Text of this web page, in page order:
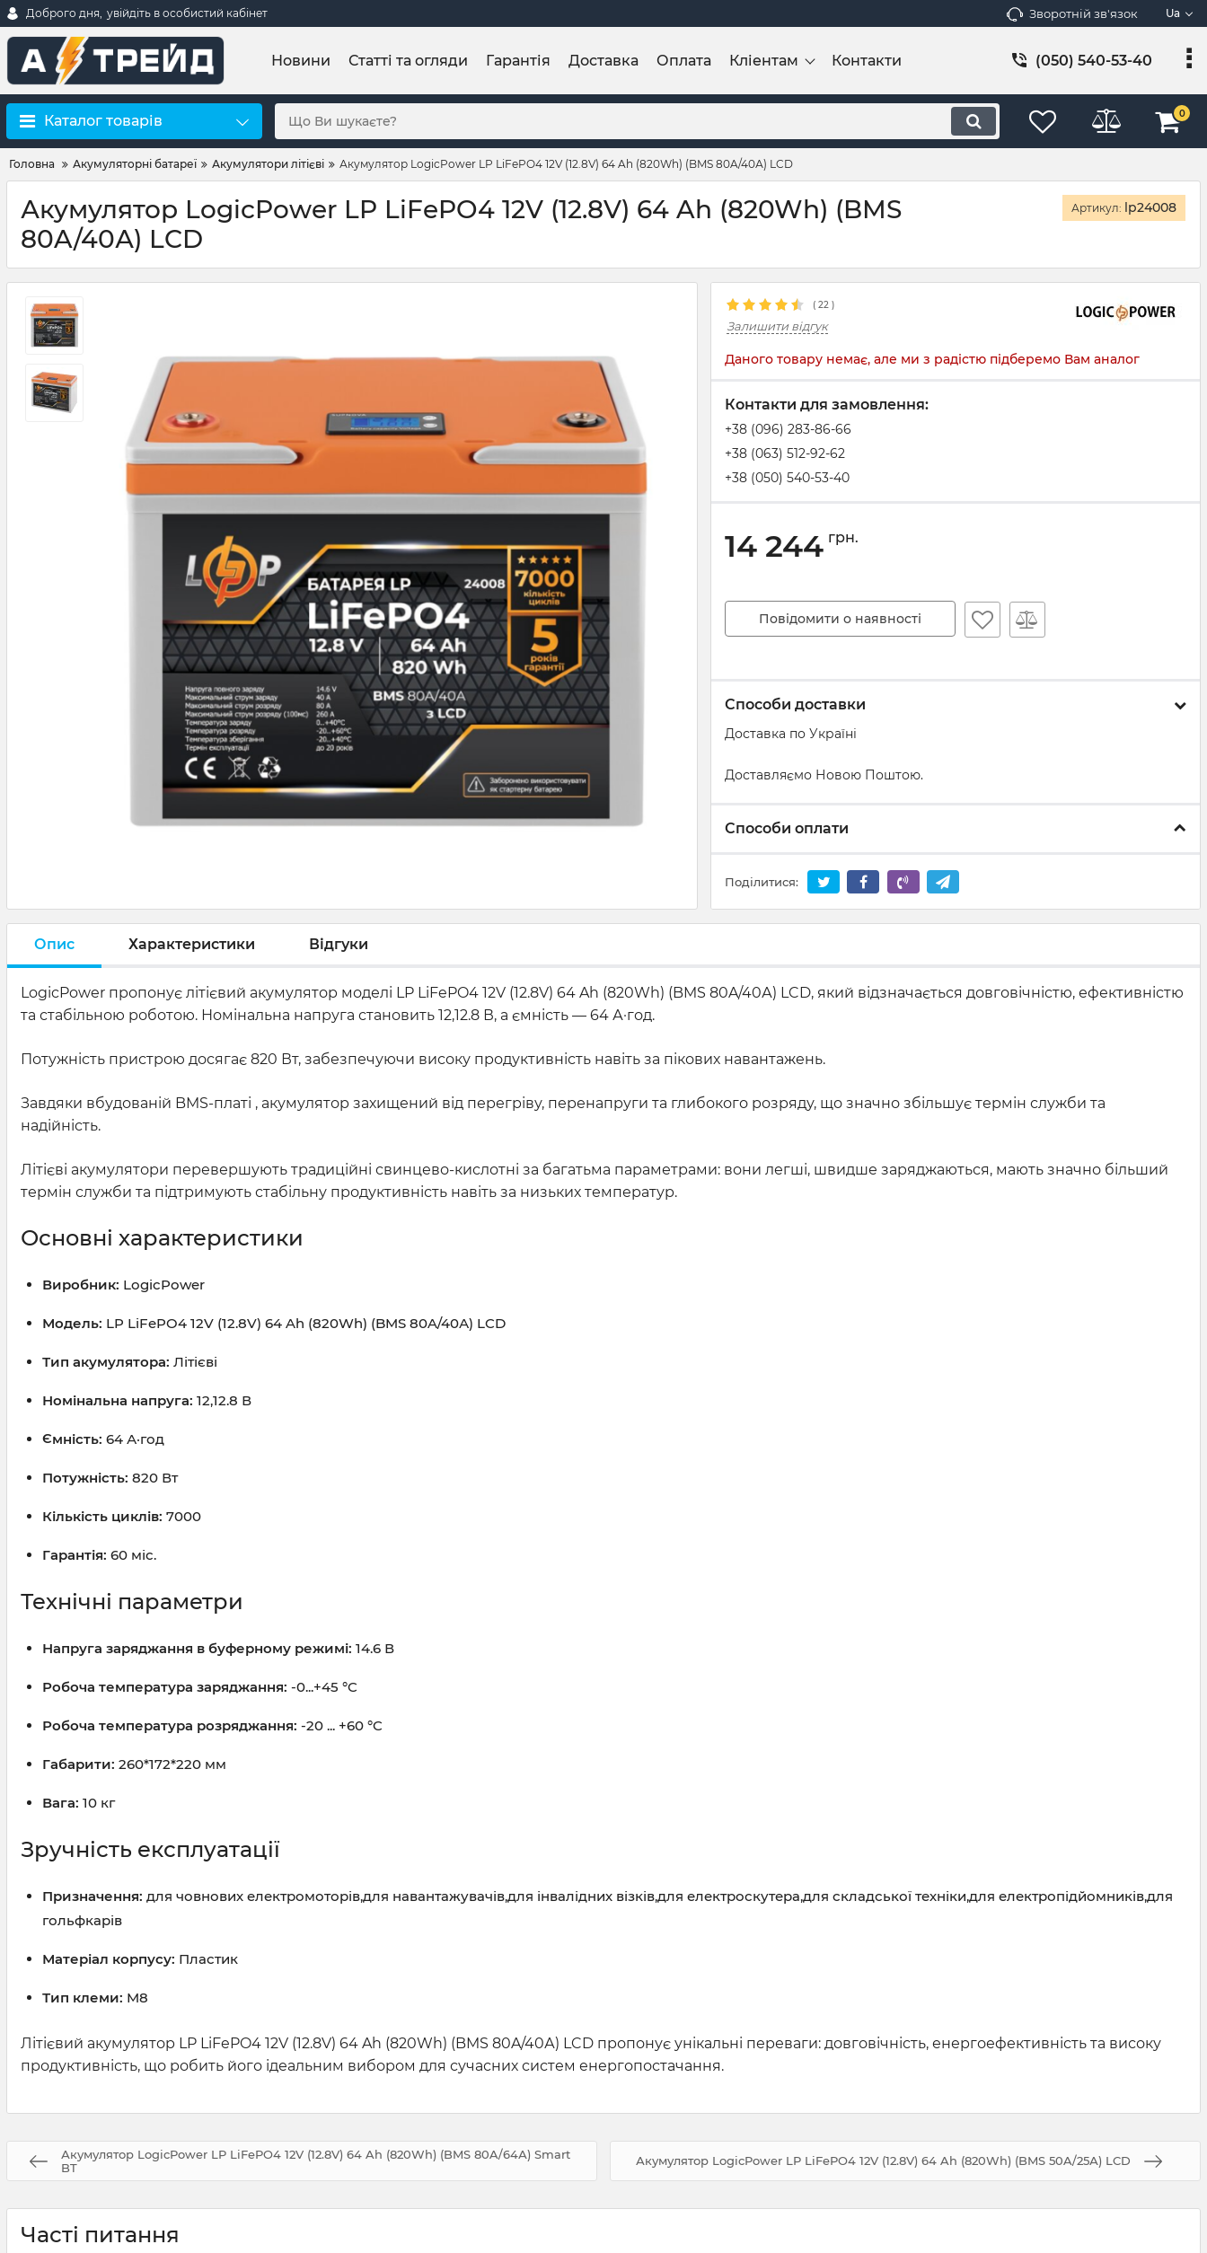
Доброго дня, увійдіть в особистий кабінет Зворотній зв'язок Ua
Новини Статті та огляди Гарантія Доставка Оплата Кліентам Контакти (050) 540-53-40
Каталог товарів 0
Головна Акумуляторні батареї Акумулятори літієві Акумулятор LogicPower LP LiFePO4 12V (12.8V) 64 Ah (820Wh) (BMS 80A/40А) LCD
Акумулятор LogicPower LP LiFePO4 12V (12.8V) 64 Ah (820Wh) (BMS
80A/40А) LCD
Артикул: lp24008
( 22 )
Залишити відгук
Даного товару немає, але ми з радістю підберемо Вам аналог
Контакти для замовлення:
+38 (096) 283-86-66
+38 (063) 512-92-62
+38 (050) 540-53-40
14 244 грн.
Повідомити о наявності
Способи доставки
Доставка по Україні
Доставляємо Новою Поштою.
Способи оплати
Поділитися:
Опис Характеристики Відгуки
LogicPower пропонує літієвий акумулятор моделі LP LiFePO4 12V (12.8V) 64 Ah (820Wh) (BMS 80A/40А) LCD, який відзначається довговічністю, ефективністю
та стабільною роботою. Номінальна напруга становить 12,12.8 В, а ємність — 64 А·год.
Потужність пристрою досягає 820 Вт, забезпечуючи високу продуктивність навіть за пікових навантажень.
Завдяки вбудованій BMS-платі , акумулятор захищений від перегріву, перенапруги та глибокого розряду, що значно збільшує термін служби та
надійність.
Літієві акумулятори перевершують традиційні свинцево-кислотні за багатьма параметрами: вони легші, швидше заряджаються, мають значно більший
термін служби та підтримують стабільну продуктивність навіть за низьких температур.
Основні характеристики
Виробник: LogicPower
Модель: LP LiFePO4 12V (12.8V) 64 Ah (820Wh) (BMS 80A/40А) LCD
Тип акумулятора: Літієві
Номінальна напруга: 12,12.8 В
Ємність: 64 А·год
Потужність: 820 Вт
Кількість циклів: 7000
Гарантія: 60 міс.
Технічні параметри
Напруга заряджання в буферному режимі: 14.6 В
Робоча температура заряджання: -0...+45 °C
Робоча температура розряджання: -20 ... +60 °C
Габарити: 260*172*220 мм
Вага: 10 кг
Зручність експлуатації
Призначення: для човнових електромоторів,для навантажувачів,для інвалідних візків,для електроскутера,для складської техніки,для електропідйомників,для
гольфкарів
Матеріал корпусу: Пластик
Тип клеми: M8
Літієвий акумулятор LP LiFePO4 12V (12.8V) 64 Ah (820Wh) (BMS 80A/40А) LCD пропонує унікальні переваги: довговічність, енергоефективність та високу
продуктивність, що робить його ідеальним вибором для сучасних систем енергопостачання.
Акумулятор LogicPower LP LiFePO4 12V (12.8V) 64 Ah (820Wh) (BMS 80A/64А) Smart
BT
Акумулятор LogicPower LP LiFePO4 12V (12.8V) 64 Ah (820Wh) (BMS 50A/25А) LCD
Часті питання